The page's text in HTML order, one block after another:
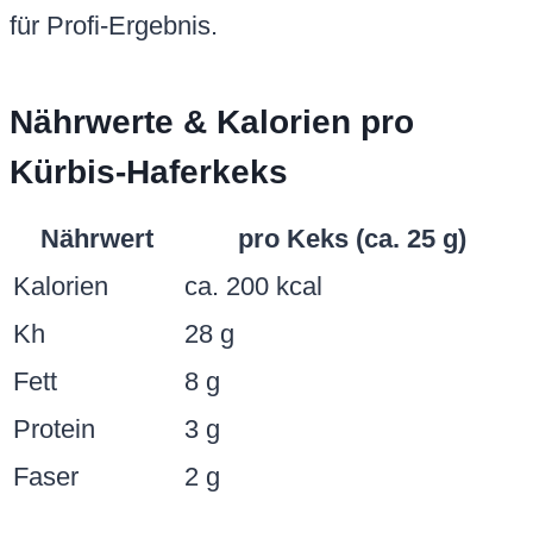
für Profi-Ergebnis.
Nährwerte & Kalorien pro
Kürbis-Haferkeks
Nährwert
pro Keks (ca. 25 g)
Kalorien
ca. 200 kcal
Kh
28 g
Fett
8 g
Protein
3 g
Faser
2 g